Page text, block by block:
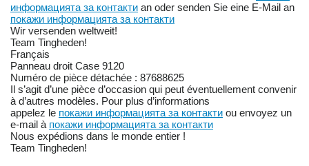
информацията за контакти an oder senden Sie eine E-Mail an
покажи информацията за контакти
Wir versenden weltweit!
Team Tingheden!
Français
Panneau droit Case 9120
Numéro de pièce détachée : 87688625
Il s’agit d’une pièce d’occasion qui peut éventuellement convenir
à d’autres modèles. Pour plus d’informations
appelez le покажи информацията за контакти ou envoyez un
e-mail à покажи информацията за контакти
Nous expédions dans le monde entier !
Team Tingheden!